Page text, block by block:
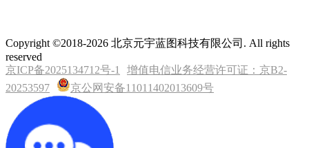
Copyright ©2018-2026 北京元宇蓝图科技有限公司. All rights
reserved
京ICP备2025134712号-1
增值电信业务经营许可证：京B2-
20253597
京公网安备11011402013609号